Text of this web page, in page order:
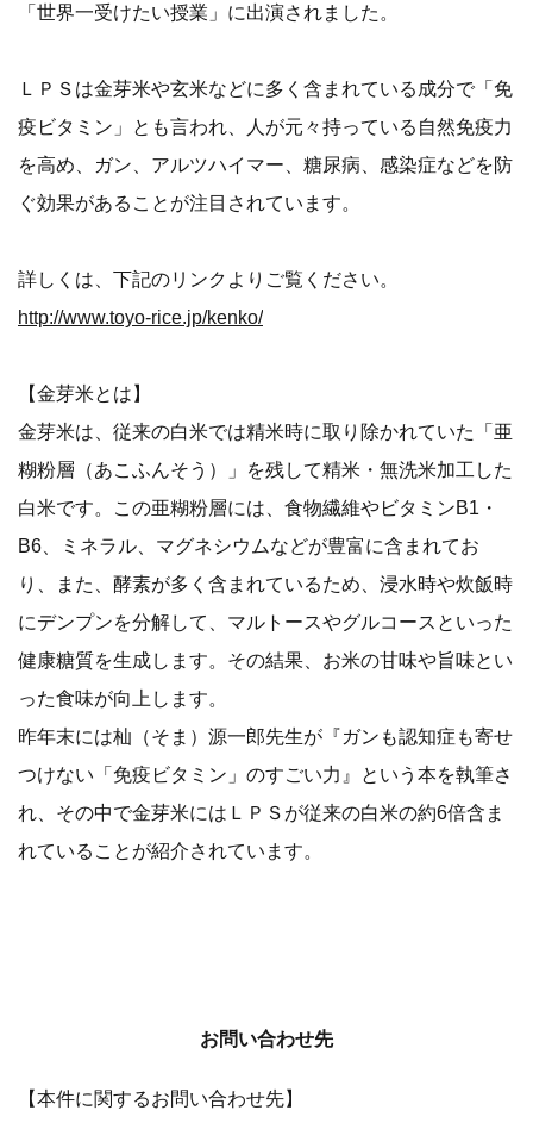
「世界一受けたい授業」に出演されました。
ＬＰＳは金芽米や玄米などに多く含まれている成分で「免
疫ビタミン」とも言われ、人が元々持っている自然免疫力
を高め、ガン、アルツハイマー、糖尿病、感染症などを防
ぐ効果があることが注目されています。
詳しくは、下記のリンクよりご覧ください。
http://www.toyo-rice.jp/kenko/
【金芽米とは】
金芽米は、従来の白米では精米時に取り除かれていた「亜
糊粉層（あこふんそう）」を残して精米・無洗米加工した
白米です。この亜糊粉層には、食物繊維やビタミンB1・
B6、ミネラル、マグネシウムなどが豊富に含まれてお
り、また、酵素が多く含まれているため、浸水時や炊飯時
にデンプンを分解して、マルトースやグルコースといった
健康糖質を生成します。その結果、お米の甘味や旨味とい
った食味が向上します。
昨年末には杣（そま）源一郎先生が『ガンも認知症も寄せ
つけない「免疫ビタミン」のすごい力』という本を執筆さ
れ、その中で金芽米にはＬＰＳが従来の白米の約6倍含ま
れていることが紹介されています。
お問い合わせ先
【本件に関するお問い合わせ先】